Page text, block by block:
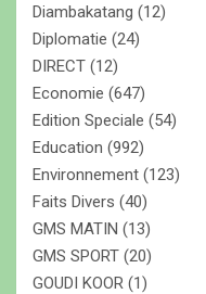
Diambakatang (12)
Diplomatie (24)
DIRECT (12)
Economie (647)
Edition Speciale (54)
Education (992)
Environnement (123)
Faits Divers (40)
GMS MATIN (13)
GMS SPORT (20)
GOUDI KOOR (1)